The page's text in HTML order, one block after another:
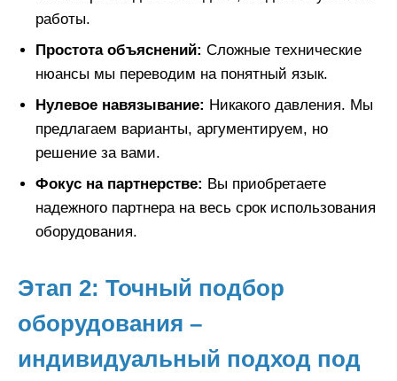
работы.
Простота объяснений: Сложные технические
нюансы мы переводим на понятный язык.
Нулевое навязывание: Никакого давления. Мы
предлагаем варианты, аргументируем, но
решение за вами.
Фокус на партнерстве: Вы приобретаете
надежного партнера на весь срок использования
оборудования.
Этап 2: Точный подбор
оборудования –
индивидуальный подход под